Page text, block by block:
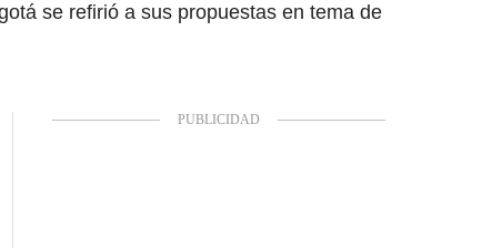
se refirió a sus propuestas en tema de